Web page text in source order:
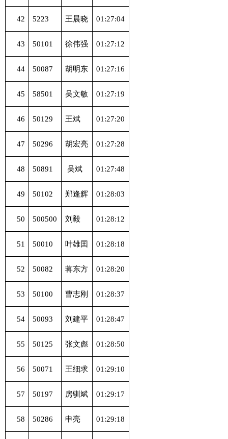
42 5223 王晨晓 01:27:04
43 50101 徐伟强 01:27:12
44 50087 胡明东 01:27:16
45 58501 吴文敏 01:27:19
46 50129 王斌 01:27:20
47 50296 胡宏亮 01:27:28
48 50891 吴斌 01:27:48
49 50102 郑逢辉 01:28:03
50 500500 刘毅 01:28:12
51 50010 叶雄囯 01:28:18
52 50082 蒋东方 01:28:20
53 50100 曹志刚 01:28:37
54 50093 刘建平 01:28:47
55 50125 张文彪 01:28:50
56 50071 王细求 01:29:10
57 50197 房驯斌 01:29:17
58 50286 申亮 01:29:18